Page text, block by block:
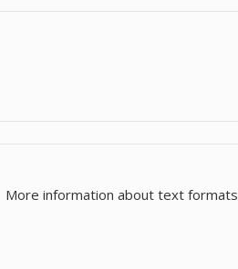
More information about text formats